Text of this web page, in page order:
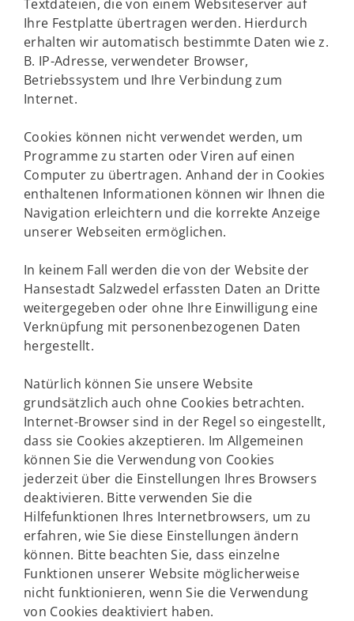
Textdateien, die von einem Websiteserver auf
Ihre Festplatte übertragen werden. Hierdurch
erhalten wir automatisch bestimmte Daten wie z.
B. IP-Adresse, verwendeter Browser,
Betriebssystem und Ihre Verbindung zum
Internet.
Cookies können nicht verwendet werden, um
Programme zu starten oder Viren auf einen
Computer zu übertragen. Anhand der in Cookies
enthaltenen Informationen können wir Ihnen die
Navigation erleichtern und die korrekte Anzeige
unserer Webseiten ermöglichen.
In keinem Fall werden die von der Website der
Hansestadt Salzwedel erfassten Daten an Dritte
weitergegeben oder ohne Ihre Einwilligung eine
Verknüpfung mit personenbezogenen Daten
hergestellt.
Natürlich können Sie unsere Website
grundsätzlich auch ohne Cookies betrachten.
Internet-Browser sind in der Regel so eingestellt,
dass sie Cookies akzeptieren. Im Allgemeinen
können Sie die Verwendung von Cookies
jederzeit über die Einstellungen Ihres Browsers
deaktivieren. Bitte verwenden Sie die
Hilfefunktionen Ihres Internetbrowsers, um zu
erfahren, wie Sie diese Einstellungen ändern
können. Bitte beachten Sie, dass einzelne
Funktionen unserer Website möglicherweise
nicht funktionieren, wenn Sie die Verwendung
von Cookies deaktiviert haben.